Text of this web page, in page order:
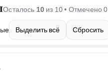
Осталось 10 из 10• Отмечено0
Выделить всё Сбросить